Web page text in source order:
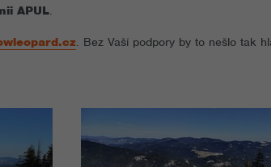
APUL.
. Bez Vaší podpory by to nešlo tak